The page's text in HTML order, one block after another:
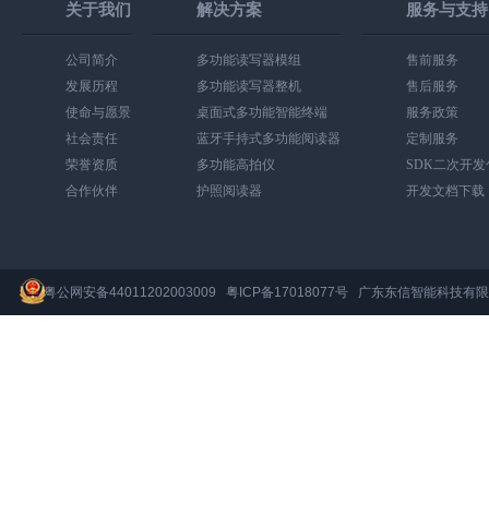
关于我们
公司简介
发展历程
使命与愿景
社会责任
荣誉资质
合作伙伴
解决方案
多功能读写器模组
多功能读写器整机
桌面式多功能智能终端
蓝牙手持式多功能阅读器
多功能高拍仪
护照阅读器
服务与支持
售前服务
售后服务
服务政策
定制服务
SDK二次开
开发文档下载
粤公网安备44011202003009 粤ICP备17018077号 广东东信智能科技有